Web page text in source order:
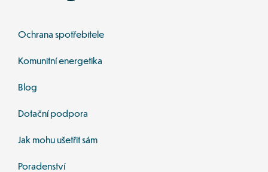
Ochrana spotřebitele
Komunitní energetika
Blog
Dotační podpora
Jak mohu ušetřit sám
Poradenství